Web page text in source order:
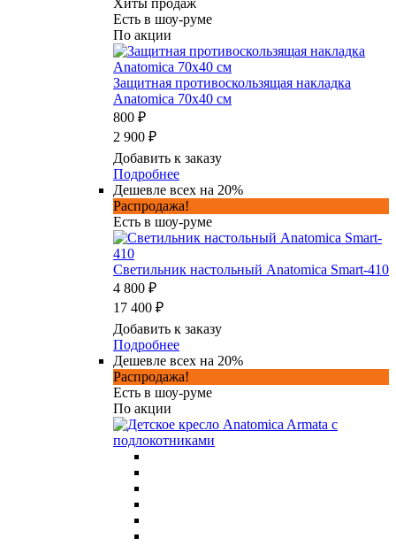
Есть в шоу-руме
По акции
Защитная противоскользящая накладка
Anatomica 70х40 см
800 ₽
2 900 ₽
Добавить к заказу
Подробнее
Дешевле всех на 20%
Распродажа!
Есть в шоу-руме
Светильник настольный Anatomica Smart-410
4 800 ₽
17 400 ₽
Добавить к заказу
Подробнее
Дешевле всех на 20%
Распродажа!
Есть в шоу-руме
По акции